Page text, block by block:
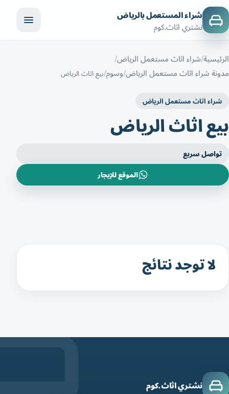
شراء المستعمل بالرياض
نشتري اثاث.كوم
الرئيسية شراء اثاث مستعمل الرياض
مدونة شراء اثاث مستعمل الرياض وسوم بيع اثاث الرياض
شراء اثاث مستعمل الرياض
بيع اثاث الرياض
تواصل سريع
الموقع للإيجار
لا توجد نتائج
نشتري اثاث.كوم